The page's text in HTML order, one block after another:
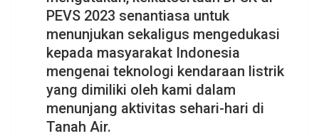
PEVS 2023 senantiasa untuk
menunjukan sekaligus mengedukasi
kepada masyarakat Indonesia
mengenai teknologi kendaraan listrik
yang dimiliki oleh kami dalam
menunjang aktivitas sehari-hari di
Tanah Air.